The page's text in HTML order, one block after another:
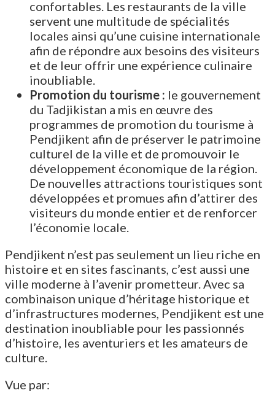
confortables. Les restaurants de la ville
servent une multitude de spécialités
locales ainsi qu’une cuisine internationale
afin de répondre aux besoins des visiteurs
et de leur offrir une expérience culinaire
inoubliable.
Promotion du tourisme : le gouvernement
du Tadjikistan a mis en œuvre des
programmes de promotion du tourisme à
Pendjikent afin de préserver le patrimoine
culturel de la ville et de promouvoir le
développement économique de la région.
De nouvelles attractions touristiques sont
développées et promues afin d’attirer des
visiteurs du monde entier et de renforcer
l’économie locale.
Pendjikent n’est pas seulement un lieu riche en
histoire et en sites fascinants, c’est aussi une
ville moderne à l’avenir prometteur. Avec sa
combinaison unique d’héritage historique et
d’infrastructures modernes, Pendjikent est une
destination inoubliable pour les passionnés
d’histoire, les aventuriers et les amateurs de
culture.
Vue par: